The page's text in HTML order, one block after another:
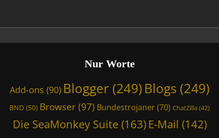
Nur Worte
Add-ons (90) Blogger (249) Blogs(249)
BND (50) Browser (97) Bundestrojaner(70) ChatZilla(42)
Die SeaMonkey Suite(163) E-Mail (142)